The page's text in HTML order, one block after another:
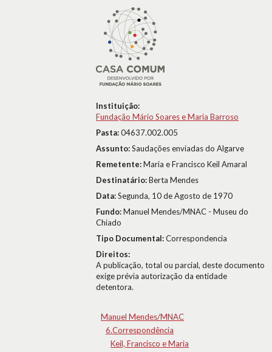
Instituição:
Fundação Mário Soares e Maria Barroso
Pasta:04637.002.005
Assunto:Saudações enviadas do Algarve
Remetente:Maria e Francisco Keil Amaral
Destinatário:Berta Mendes
Data:Segunda, 10 de Agosto de 1970
Fundo:Manuel Mendes/MNAC - Museu do
Chiado
Tipo Documental:Correspondencia
Direitos:
A publicação, total ou parcial, deste documento
exige prévia autorização da entidade
detentora.
Manuel Mendes/MNAC
6.Correspondência
Keil, Francisco e Maria